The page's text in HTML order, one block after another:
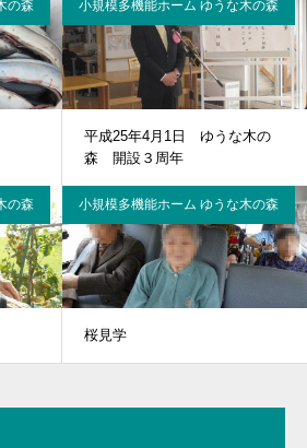
の森 小規模多機能ホーム ゆうな木の森
平成25年4月1日 ゆうな木の
森 開設３周年
の森 小規模多機能ホーム ゆうな木の森
桜見学